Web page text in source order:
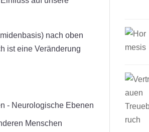
nach oben
ist eine Veränderung
Menschen